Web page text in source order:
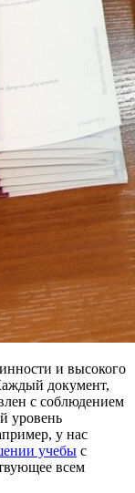
и высокого
документ,
с соблюдением
уровень
у нас
учебы с
всем